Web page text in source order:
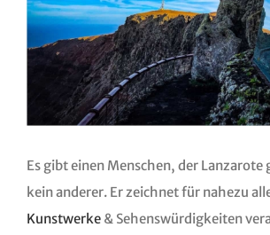
Es gibt einen Menschen, der Lanzarote
kein anderer. Er zeichnet für nahezu
Kunstwerke& Sehenswürdigkeiten